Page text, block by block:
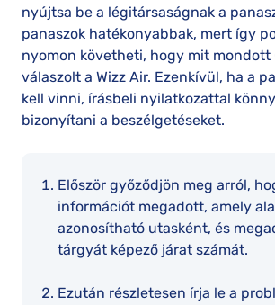
nyújtsa be a légitársaságnak a
panaszok hatékonyabbak, mert így
nyomon követheti, hogy mit mondott
válaszolt a Wizz Air. Ezenkívül, ha a
kell vinni, írásbeli nyilatkozattal
bizonyítani a beszélgetéseket.
Először győződjön meg arról,
információt megadott, amely
azonosítható utasként, és
tárgyát képező járat számát.
Ezután részletesen írja le a